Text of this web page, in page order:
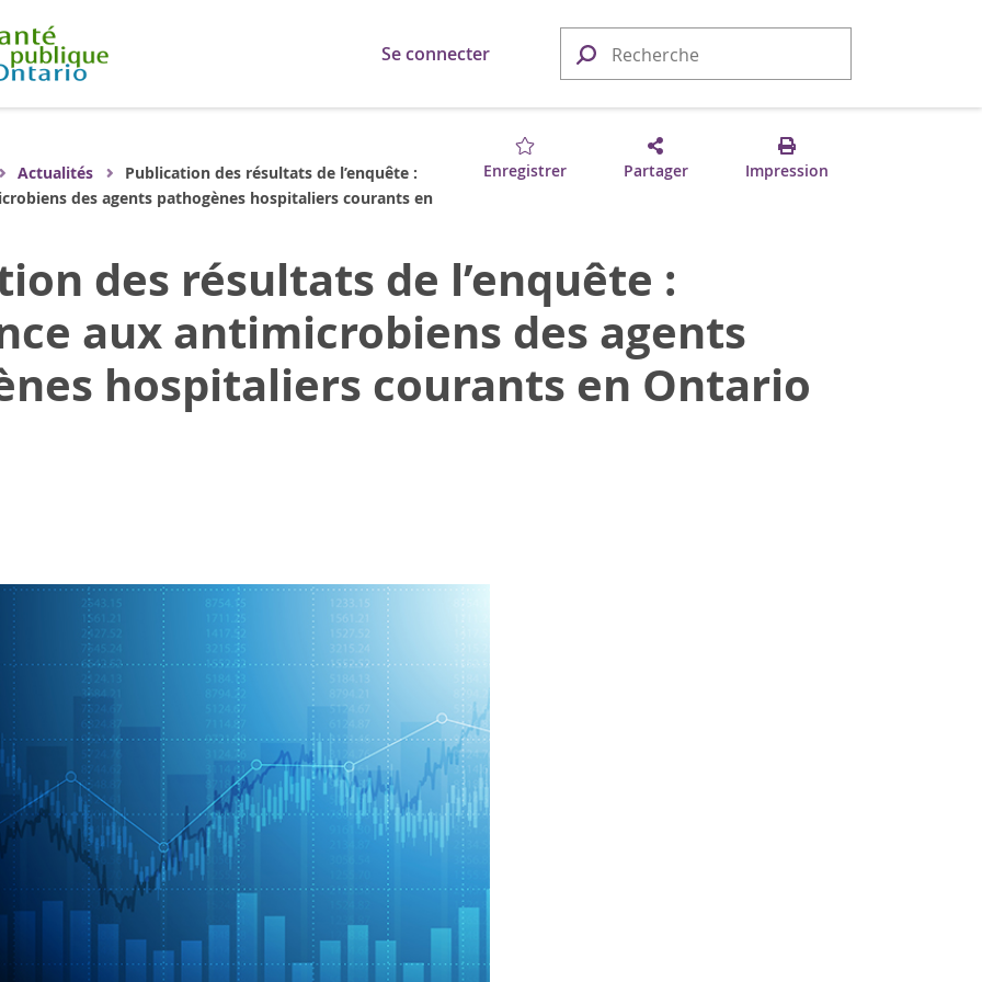
Se connecter
Enregistrer Partager Impression
Actualités
Publication des résultats de l’enquête :
des agents pathogènes hospitaliers courants en
des résultats de l’enquête :
aux antimicrobiens des agents
hospitaliers courants en Ontario